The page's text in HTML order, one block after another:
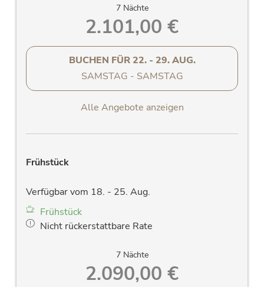
Allergikerfreundlicher Parkettboden
LED-Flachbildfernseher
7 Nächte
2.101,00 €
BUCHEN FÜR 22. - 29. AUG.
SAMSTAG - SAMSTAG
Alle Angebote anzeigen
Frühstück
Verfügbar vom 18. - 25. Aug.
Frühstück
Nicht rückerstattbare Rate
7 Nächte
2.090,00 €